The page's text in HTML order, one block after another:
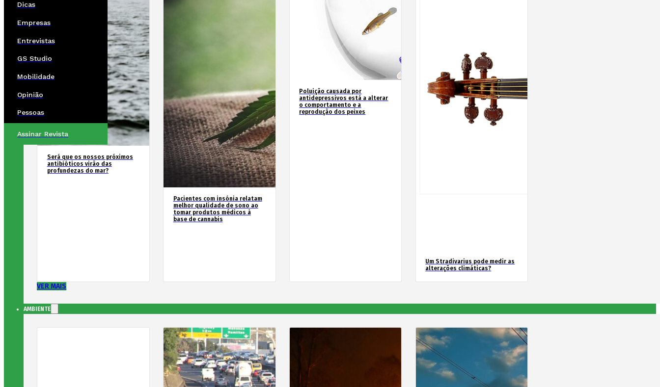
Dicas
Empresas
Entrevistas
GS Studio
Mobilidade
Opinião
Pessoas
Assinar Revista
Será que os nossos próximos
antibióticos virão das
profundezas do mar?
Pacientes com insónia relatam
melhor qualidade de sono ao
tomar produtos médicos à
base de cannabis
Poluição causada por
antidepressivos está a alterar
o comportamento e a
reprodução dos peixes
Um Stradivarius pode medir as
alterações climáticas?
VER MAIS
AMBIENTE